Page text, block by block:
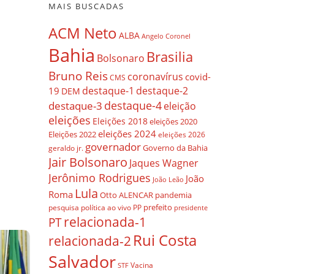
MAIS BUSCADAS
ACM Neto ALBA Angelo Coronel
Bahia Bolsonaro Brasilia
Bruno ReisCMS coronavírus covid-
19 DEM destaque-1 destaque-2
destaque-3 destaque-4eleição
eleições Eleições 2018eleições 2020
Eleições 2022eleições 2024 eleições 2026
geraldo jr. governadorGoverno da Bahia
Jair Bolsonaro Jaques Wagner
Jerônimo Rodrigues João Leão João
Roma Lula Otto ALENCAR pandemia
pesquisa política ao vivo PP prefeito presidente
PTrelacionada-1
relacionada-2 Rui Costa
Salvador STF Vacina